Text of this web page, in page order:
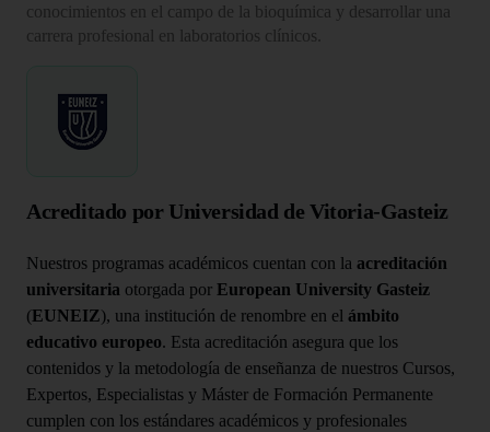
conocimientos en el campo de la bioquímica y desarrollar una
carrera profesional en laboratorios clínicos.
Acreditado por Universidad de Vitoria-Gasteiz
Nuestros programas académicos cuentan con la acreditación
universitaria otorgada por European University Gasteiz
(EUNEIZ), una institución de renombre en el ámbito
educativo europeo. Esta acreditación asegura que los
contenidos y la metodología de enseñanza de nuestros Cursos,
Expertos, Especialistas y Máster de Formación Permanente
cumplen con los estándares académicos y profesionales